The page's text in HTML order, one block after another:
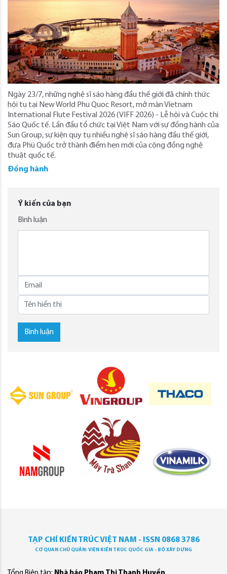
Ngày 23/7, những nghệ sĩ sáo hàng đầu thế giới đã chính thức
hội tụ tại New World Phu Quoc Resort, mở màn Vietnam
International Flute Festival 2026 (VIFF 2026) - Lễ hội và Cuộc thi
Sáo Quốc tế. Lần đầu tổ chức tại Việt Nam với sự đồng hành của
Sun Group, sự kiện quy tụ nhiều nghệ sĩ sáo hàng đầu thế giới,
đưa Phú Quốc trở thành điểm hẹn mới của cộng đồng nghệ
thuật quốc tế.
Đồng hành
Ý kiến của bạn
Bình luận
Bình luận
TẠP CHÍ KIẾN TRÚC VIỆT NAM - ISSN 0868 3786
CƠ QUAN CHỦ QUẢN: VIỆN KIẾN TRÚC QUỐC GIA - BỘ XÂY DỰNG